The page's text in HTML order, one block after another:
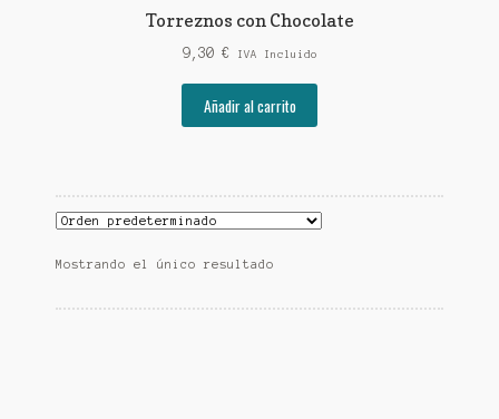
Torreznos con Chocolate
9,30 € IVA Incluido
Añadir al carrito
Mostrando el único resultado